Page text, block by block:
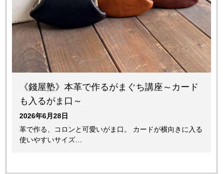
《錢屋塾》本革で作るがまぐち講座～カード
も入るがま口～
2026年6月28日
革で作る、コロンと可愛いがま口。 カードが横向きに入る
使いやすいサイズ…